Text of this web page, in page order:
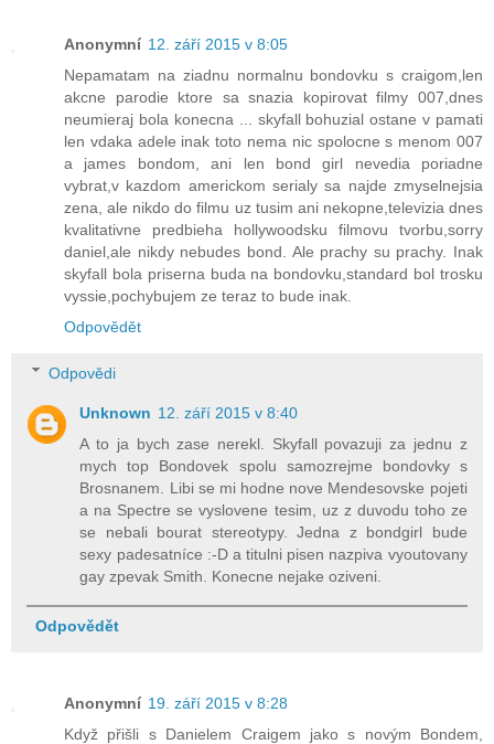
Anonymní 12. září 2015 v 8:05
Nepamatam na ziadnu normalnu bondovku s craigom,len
akcne parodie ktore sa snazia kopirovat filmy 007,dnes
neumieraj bola konecna ... skyfall bohuzial ostane v pamati
len vdaka adele inak toto nema nic spolocne s menom 007
a james bondom, ani len bond girl nevedia poriadne
vybrat,v kazdom americkom serialy sa najde zmyselnejsia
zena, ale nikdo do filmu uz tusim ani nekopne,televizia dnes
kvalitativne predbieha hollywoodsku filmovu tvorbu,sorry
daniel,ale nikdy nebudes bond. Ale prachy su prachy. Inak
skyfall bola priserna buda na bondovku,standard bol trosku
vyssie,pochybujem ze teraz to bude inak.
Odpovědět
Odpovědi
Unknown 12. září 2015 v 8:40
A to ja bych zase nerekl. Skyfall povazuji za jednu z
mych top Bondovek spolu samozrejme bondovky s
Brosnanem. Libi se mi hodne nove Mendesovske pojeti
a na Spectre se vyslovene tesim, uz z duvodu toho ze
se nebali bourat stereotypy. Jedna z bondgirl bude
sexy padesatníce :-D a titulni pisen nazpiva vyoutovany
gay zpevak Smith. Konecne nejake oziveni.
Odpovědět
Anonymní 19. září 2015 v 8:28
Když přišli s Danielem Craigem jako s novým Bondem,